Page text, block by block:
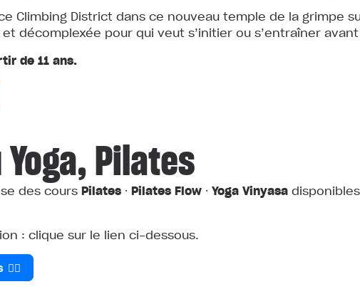
Climbing District dans ce nouveau temple de la grimpe
et décomplexée pour qui veut s’initier ou s’entraîner
de 11 ans.
Pilates
des cours Pilates ⸱ Pilates Flow ⸱ Yoga Vinyasa
: clique sur le lien ci-dessous.